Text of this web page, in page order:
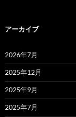
アーカイブ
2026年7月
2025年12月
2025年9月
2025年7月